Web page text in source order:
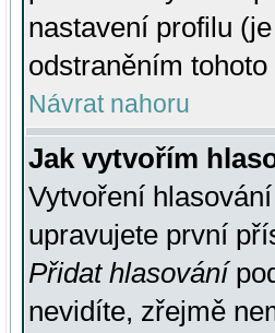
nastavení profilu
odstraněním
Návrat nahoru
Jak vytvořím
Vytvoření
upravujete první
Přidat hlasování
nevidíte, zřejmě